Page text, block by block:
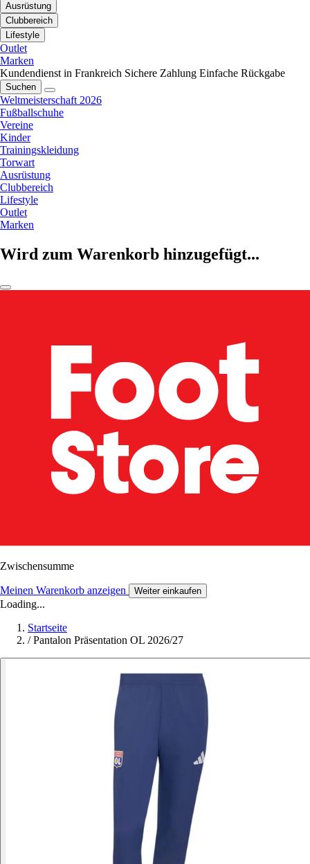
Ausrüstung
Clubbereich
Lifestyle
Outlet
Marken
Kundendienst in Frankreich Sichere Zahlung Einfache Rückgabe
Suchen
Weltmeisterschaft 2026
Fußballschuhe
Vereine
Kinder
Trainingskleidung
Torwart
Ausrüstung
Clubbereich
Lifestyle
Outlet
Marken
Wird zum Warenkorb hinzugefügt...
Zwischensumme
Meinen Warenkorb anzeigen Weiter einkaufen
Loading...
Startseite
/ Pantalon Präsentation OL 2026/27